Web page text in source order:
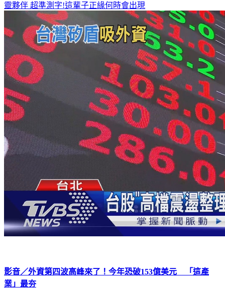
何潤東、曹佑寧獨家專訪搶先看8月緣分排行榜 這星座遇見心
超準測字!這輩子正緣何時會出現
影音／外資第四波高峰來了！今年恐破153億美元 「這產